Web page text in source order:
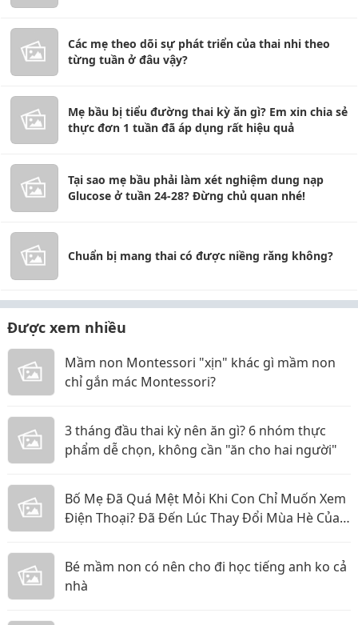
Các mẹ theo dõi sự phát triển của thai nhi theo
từng tuần ở đâu vậy?
Mẹ bầu bị tiểu đường thai kỳ ăn gì? Em xin chia sẻ
thực đơn 1 tuần đã áp dụng rất hiệu quả
Tại sao mẹ bầu phải làm xét nghiệm dung nạp
Glucose ở tuần 24-28? Đừng chủ quan nhé!
Chuẩn bị mang thai có được niềng răng không?
Được xem nhiều
Mầm non Montessori "xịn" khác gì mầm non
chỉ gắn mác Montessori?
3 tháng đầu thai kỳ nên ăn gì? 6 nhóm thực
phẩm dễ chọn, không cần "ăn cho hai người"
Bố Mẹ Đã Quá Mệt Mỏi Khi Con Chỉ Muốn Xem
Điện Thoại? Đã Đến Lúc Thay Đổi Mùa Hè Của
Bé mầm non có nên cho đi học tiếng anh ko cả
nhà